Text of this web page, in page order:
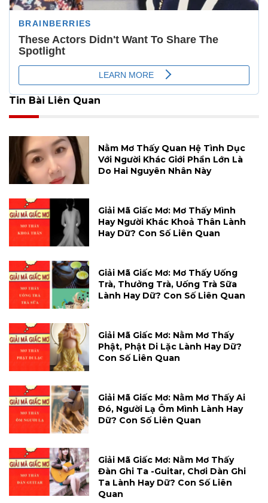
Tin Bài Liên Quan
Nằm Mơ Thấy Quan Hệ Tình Dục
Với Người Khác Giới Phần Lớn Là
Do Hai Nguyên Nhân Này
Giải Mã Giấc Mơ: Mơ Thấy Mình
Hay Người Khác Khoả Thân Lành
Hay Dữ? Con Số Liên Quan
Giải Mã Giấc Mơ: Mơ Thấy Uống
Trà, Thưởng Trà, Uống Trà Sữa
Lành Hay Dữ? Con Số Liên Quan
Giải Mã Giấc Mơ: Nằm Mơ Thấy
Phật, Phật Di Lặc Lành Hay Dữ?
Con Số Liên Quan
Giải Mã Giấc Mơ: Nằm Mơ Thấy Ai
Đó, Người Lạ Ôm Mình Lành Hay
Dữ? Con Số Liên Quan
Giải Mã Giấc Mơ: Nằm Mơ Thấy
Đàn Ghi Ta -guitar, Chơi Dàn Ghi
Ta Lành Hay Dữ? Con Số Liên
Quan